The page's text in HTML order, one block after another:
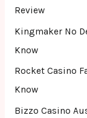
o
Review
Kingmaker No
Know
Rocket Casino
Know
Bizzo Casino